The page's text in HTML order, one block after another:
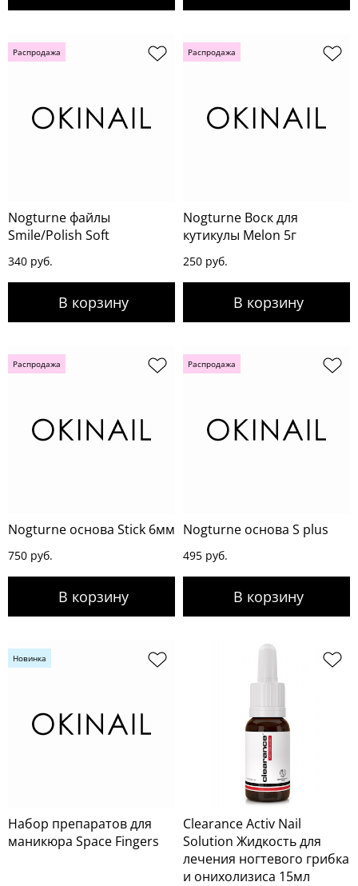
Распродажа
Nogturne файлы
Smile/Polish Soft
340 руб.
Распродажа
Nogturne Воск для
кутикулы Melon 5г
250 руб.
Распродажа
Nogturne основа Stick 6мм
750 руб.
Распродажа
Nogturne основа S plus
495 руб.
Новинка
Набор препаратов для
маникюра Space Fingers
Clearance Activ Nail
Solution Жидкость для
лечения ногтевого грибка
и онихолизиса 15мл